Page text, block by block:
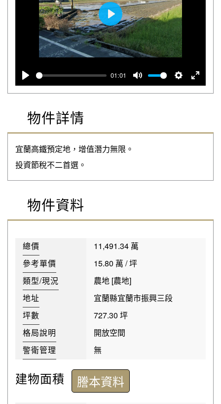
播放
01:01
靜音 設定全螢幕
播放
物件詳情
宜蘭高鐵預定地，增值潛力無限。
投資節稅不二首選。
物件資料
總價
11,491.34 萬
參考單價
15.80 萬 / 坪
類型/現況
農地 [農地]
地址
宜蘭縣宜蘭市振興三段
坪數
727.30 坪
格局說明
開放空間
警衛管理
無
建物面積 謄本資料